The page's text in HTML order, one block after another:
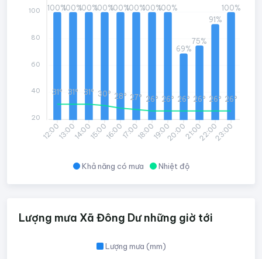
Khả năng có mưa Nhiệt độ
12:0013:0014:0015:0016:0017:0018:0019:0020:0021:0022:0023:00
100%100%100%100%100%100%100%100%
69%
75%
91%
100%
31° 31° 31° 30° 28° 27° 26° 26° 26° 26° 26° 26°
100
80
60
40
20
Lượng mưa Xã Đông Dư những giờ tới
Lượng mưa (mm)